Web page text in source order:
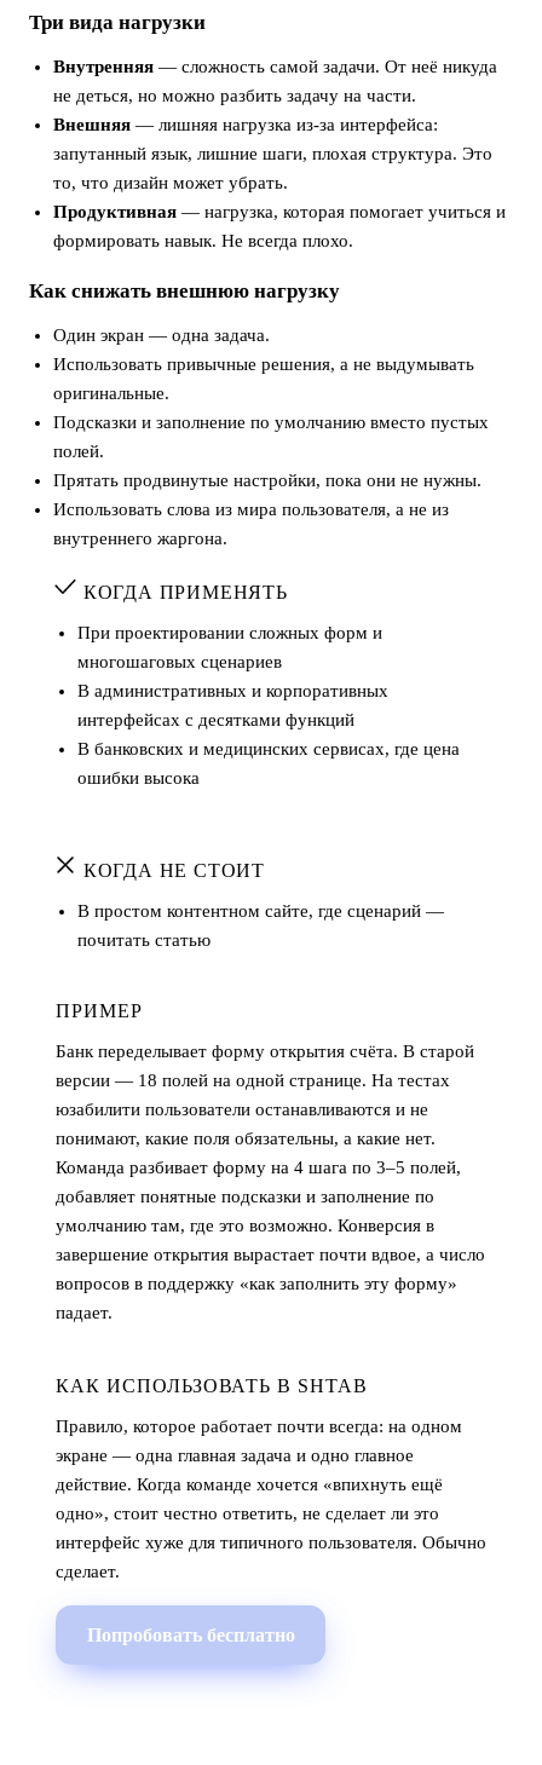
Три вида нагрузки
Внутренняя — сложность самой задачи. От неё никуда
не деться, но можно разбить задачу на части.
Внешняя — лишняя нагрузка из-за интерфейса:
запутанный язык, лишние шаги, плохая структура. Это
то, что дизайн может убрать.
Продуктивная — нагрузка, которая помогает учиться и
формировать навык. Не всегда плохо.
Как снижать внешнюю нагрузку
Один экран — одна задача.
Использовать привычные решения, а не выдумывать
оригинальные.
Подсказки и заполнение по умолчанию вместо пустых
полей.
Прятать продвинутые настройки, пока они не нужны.
Использовать слова из мира пользователя, а не из
внутреннего жаргона.
КОГДА ПРИМЕНЯТЬ
При проектировании сложных форм и
многошаговых сценариев
В административных и корпоративных
интерфейсах с десятками функций
В банковских и медицинских сервисах, где цена
ошибки высока
КОГДА НЕ СТОИТ
В простом контентном сайте, где сценарий —
почитать статью
ПРИМЕР
Банк переделывает форму открытия счёта. В старой
версии — 18 полей на одной странице. На тестах
юзабилити пользователи останавливаются и не
понимают, какие поля обязательны, а какие нет.
Команда разбивает форму на 4 шага по 3–5 полей,
добавляет понятные подсказки и заполнение по
умолчанию там, где это возможно. Конверсия в
завершение открытия вырастает почти вдвое, а число
вопросов в поддержку «как заполнить эту форму»
падает.
КАК ИСПОЛЬЗОВАТЬ В SHTAB
Правило, которое работает почти всегда: на одном
экране — одна главная задача и одно главное
действие. Когда команде хочется «впихнуть ещё
одно», стоит честно ответить, не сделает ли это
интерфейс хуже для типичного пользователя. Обычно
сделает.
Попробовать бесплатно